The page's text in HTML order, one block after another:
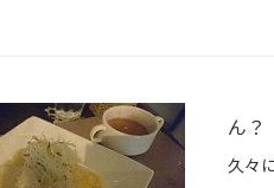
ん？